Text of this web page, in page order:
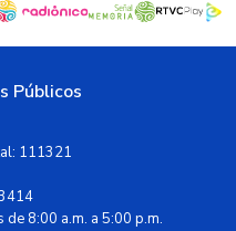
Públicos
111321
de 8:00 a.m. a 5:00 p.m.